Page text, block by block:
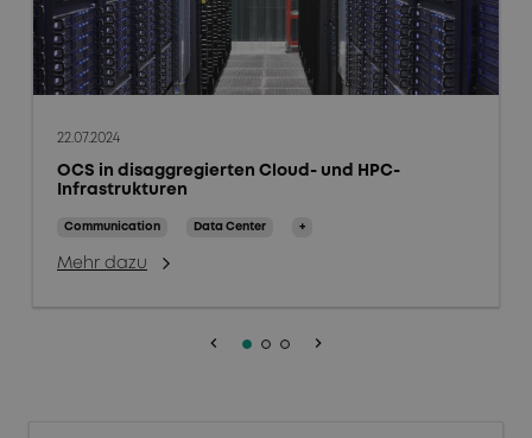
22.07.2024
OCS in disaggregierten Cloud- und HPC-
Infrastrukturen
Communication Data Center +
Mehr dazu
keyboard_arrow_left keyboard_arrow_right